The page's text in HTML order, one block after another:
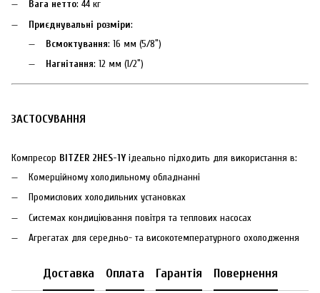
Вага нетто: 44 кг
Приєднувальні розміри:
Всмоктування: 16 мм (5/8″)
Нагнітання: 12 мм (1/2″)
ЗАСТОСУВАННЯ
Компресор BITZER 2HES-1Y ідеально підходить для використання в:
Комерційному холодильному обладнанні
Промислових холодильних установках
Системах кондиціювання повітря та теплових насосах
Агрегатах для середньо- та високотемпературного охолодження
Доставка Оплата Гарантія Повернення